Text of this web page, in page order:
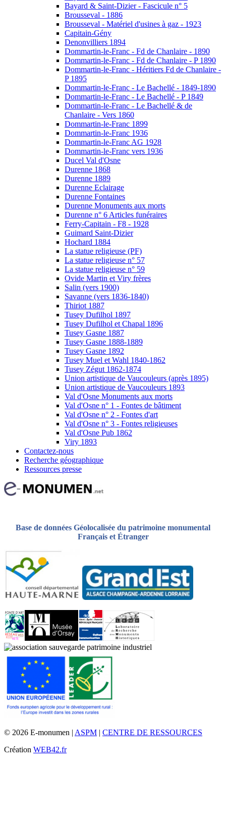
Bayard & Saint-Dizier - Fascicule n° 5
Brousseval - 1886
Brousseval - Matériel d'usines à gaz - 1923
Capitain-Gény
Denonvilliers 1894
Dommartin-le-Franc - Fd de Chanlaire - 1890
Dommartin-le-Franc - Fd de Chanlaire - P 1890
Dommartin-le-Franc - Héritiers Fd de Chanlaire -
P 1895
Dommartin-le-Franc - Le Bachellé - 1849-1890
Dommartin-le-Franc - Le Bachellé - P 1849
Dommartin-le-Franc - Le Bachellé & de
Chanlaire - Vers 1860
Dommartin-le-Franc 1899
Dommartin-le-Franc 1936
Dommartin-le-Franc AG 1928
Dommartin-le-Franc vers 1936
Ducel Val d'Osne
Durenne 1868
Durenne 1889
Durenne Eclairage
Durenne Fontaines
Durenne Monuments aux morts
Durenne n° 6 Articles funéraires
Ferry-Capitain - F8 - 1928
Guimard Saint-Dizier
Hochard 1884
La statue religieuse (PF)
La statue religieuse n° 57
La statue religieuse n° 59
Ovide Martin et Viry frères
Salin (vers 1900)
Savanne (vers 1836-1840)
Thiriot 1887
Tusey Dufilhol 1897
Tusey Dufilhol et Chapal 1896
Tusey Gasne 1887
Tusey Gasne 1888-1889
Tusey Gasne 1892
Tusey Muel et Wahl 1840-1862
Tusey Zégut 1862-1874
Union artistique de Vaucouleurs (après 1895)
Union artistique de Vaucouleurs 1893
Val d'Osne Monuments aux morts
Val d'Osne n° 1 - Fontes de bâtiment
Val d'Osne n° 2 - Fontes d'art
Val d'Osne n° 3 - Fontes religieuses
Val d'Osne Pub 1862
Viry 1893
Contactez-nous
Recherche géographique
Ressources presse
Base de données Géolocalisée du patrimoine monumental
Français et Étranger
© 2026 E-monumen | ASPM | CENTRE DE RESSOURCES
Création WEB42.fr